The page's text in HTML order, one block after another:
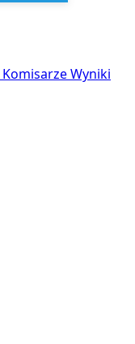
KomisarzeWyniki